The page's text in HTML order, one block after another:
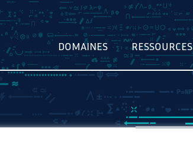
DOMAINES RESSOURCES